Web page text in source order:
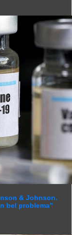
& Johnson.
bel problema”